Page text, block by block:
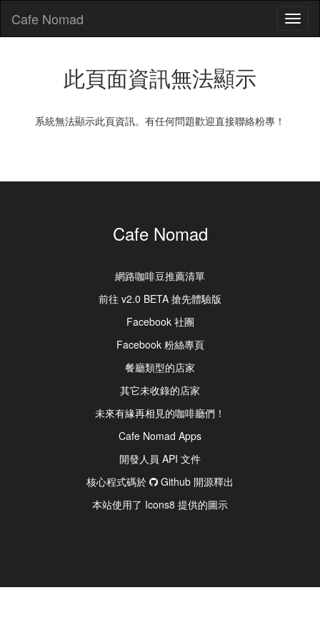
Cafe Nomad
此頁面資訊無法顯示
系統無法顯示此頁資訊。有任何問題歡迎直接聯絡粉專！
Cafe Nomad
網路咖啡豆推薦清單
前往 v2.0 BETA 搶先體驗版
Facebook 社團
Facebook 粉絲專頁
餐廳類型的店家
其它未收錄的店家
未來有緣再相見的咖啡廳們！
Cafe Nomad Apps
開發人員 API 文件
核心程式碼於
Github 開源釋出
本站使用了 Icons8 提供的圖示